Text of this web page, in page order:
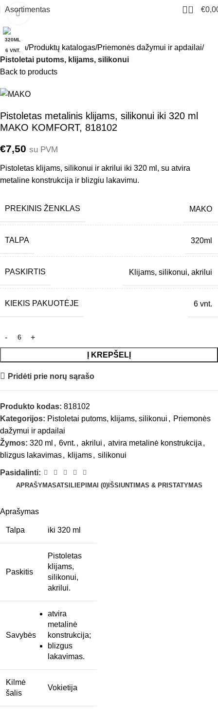
Asortimentas 0 €
320ML
6 VNT.
Click to enlarge
Pradžia Produktų katalogas Priemonės dažymui ir apdailai
Pistoletai putoms, klijams, silikonui
Back to products
Pistoletas metalinis klijams, silikonui iki 320 ml
MAKO KOMFORT, 818102
€7,50 su PVM
Pistoletas klijams, silikonui ir akrilui iki 320 ml, su atvira
metaline konstrukcija ir blizgiu lakavimu.
PREKINIS ŽENKLAS MAKO
TALPA 320ml
PASKIRTIS Klijams, silikonui, akrilui
KIEKIS PAKUOTĖJE 6 vnt.
Į KREPŠELĮ
Pridėti prie norų sąrašo
Produkto kodas: 818102
Kategorijos: Pistoletai putoms, klijams, silikonui , Priemonės
dažymui ir apdailai
Žymos: 320 ml , 6vnt. , akrilui , atvira metalinė konstrukcija ,
blizgus lakavimas, klijams, silikonui
Pasidalinti:
APRAŠYMASATSILIEPIMAI (0)IŠSIUNTIMAS & PRISTATYMAS
Aprašymas
Talpa iki 320 ml
Paskitis
Pistoletas
klijams,
silikonui,
akrilui.
Savybės
atvira
metalinė
konstrukcija;
blizgus
lakavimas.
Kilmė
šalis
Vokietija